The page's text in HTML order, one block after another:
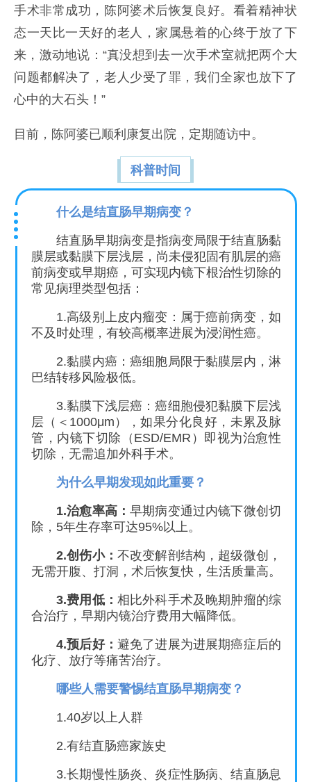
手术非常成功，陈阿婆术后恢复良好。看着精神状
态一天比一天好的老人，家属悬着的心终于放了下
来，激动地说：“真没想到去一次手术室就把两个大
问题都解决了，老人少受了罪，我们全家也放下了
心中的大石头！”
目前，陈阿婆已顺利康复出院，定期随访中。
科普时间
什么是结直肠早期病变？
结直肠早期病变是指病变局限于结直肠黏
膜层或黏膜下层浅层，尚未侵犯固有肌层的癌
前病变或早期癌，可实现内镜下根治性切除的
常见病理类型包括：
1.高级别上皮内瘤变：属于癌前病变，如
不及时处理，有较高概率进展为浸润性癌。
2.黏膜内癌：癌细胞局限于黏膜层内，淋
巴结转移风险极低。
3.黏膜下浅层癌：癌细胞侵犯黏膜下层浅
层（＜1000μm），如果分化良好，未累及脉
管，内镜下切除（ESD/EMR）即视为治愈性
切除，无需追加外科手术。
为什么早期发现如此重要？
1.治愈率高：早期病变通过内镜下微创切
除，5年生存率可达95%以上。
2.创伤小： 不改变解剖结构，超级微创，
无需开腹、打洞，术后恢复快，生活质量高。
3.费用低： 相比外科手术及晚期肿瘤的综
合治疗，早期内镜治疗费用大幅降低。
4.预后好： 避免了进展为进展期癌症后的
化疗、放疗等痛苦治疗。
哪些人需要警惕结直肠早期病变？
1.40岁以上人群
2.有结直肠癌家族史
3.长期慢性肠炎、炎症性肠病、结直肠息